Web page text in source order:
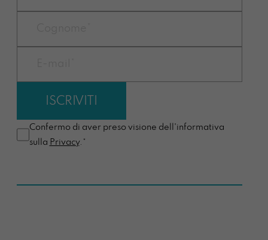
Confermo di aver preso visione dell'informativa
sulla Privacy.*